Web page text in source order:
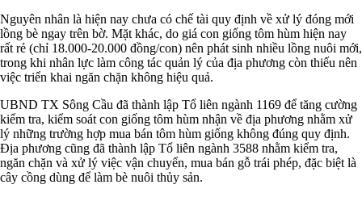
Nguyên nhân là hiện nay chưa có chế tài quy định về xử lý đóng mới
lồng bè ngay trên bờ. Mặt khác, do giá con giống tôm hùm hiện nay
rất rẻ (chỉ 18.000-20.000 đồng/con) nên phát sinh nhiều lồng nuôi mới,
trong khi nhân lực làm công tác quản lý của địa phương còn thiếu nên
việc triển khai ngăn chặn không hiệu quả.
UBND TX Sông Cầu đã thành lập Tổ liên ngành 1169 để tăng cường
kiểm tra, kiểm soát con giống tôm hùm nhận về địa phương nhằm xử
lý những trường hợp mua bán tôm hùm giống không đúng quy định.
Địa phương cũng đã thành lập Tổ liên ngành 3588 nhằm kiểm tra,
ngăn chặn và xử lý việc vận chuyển, mua bán gỗ trái phép, đặc biệt là
cây cồng dùng để làm bè nuôi thủy sản.